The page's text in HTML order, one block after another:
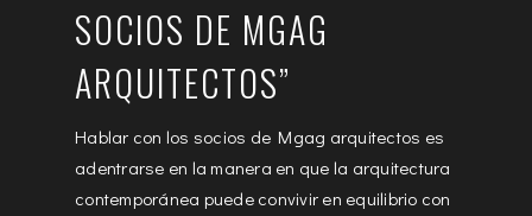
SOCIOS DE MGAG
ARQUITECTOS”
Hablar con los socios de Mgag arquitectos es
adentrarse en la manera en que la arquitectura
contemporánea puede convivir en equilibrio con